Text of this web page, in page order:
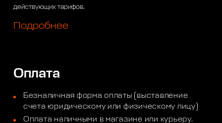
действующих тарифов.
Подробнее
Оплата
Безналичная форма оплаты (выставление
счета юридическому или физическому лицу)
Оплата наличными в магазине или курьеру.